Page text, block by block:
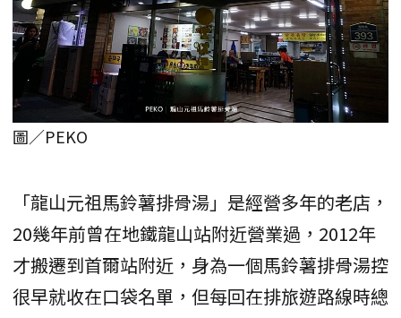
圖／PEKO
「龍山元祖馬鈴薯排骨湯」是經營多年的老店，
20幾年前曾在地鐵龍山站附近營業過，2012年
才搬遷到首爾站附近，身為一個馬鈴薯排骨湯控
很早就收在口袋名單，但每回在排旅遊路線時總